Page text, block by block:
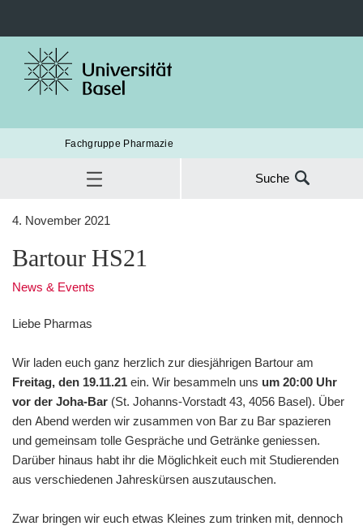
Fachgruppe Pharmazie
Suche
nach:
Bartour HS21
4. November 2021
Bartour HS21
News & Events
Liebe Pharmas
Wir laden euch ganz herzlich zur diesjährigen Bartour am
Freitag, den 19.11.21 ein. Wir besammeln uns um 20:00 Uhr
vor der Joha-Bar (St. Johanns-Vorstadt 43, 4056 Basel). Über
den Abend werden wir zusammen von Bar zu Bar spazieren
und gemeinsam tolle Gespräche und Getränke geniessen.
Darüber hinaus habt ihr die Möglichkeit euch mit Studierenden
aus verschiedenen Jahreskürsen auszutauschen.
Zwar bringen wir euch etwas Kleines zum trinken mit, dennoch